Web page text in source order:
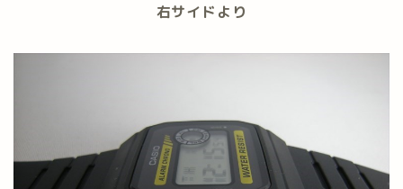
右サイドより